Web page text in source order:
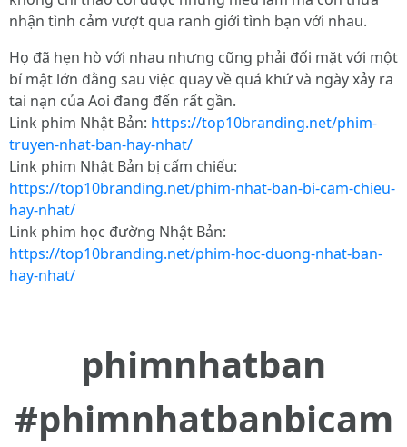
nhận tình cảm vượt qua ranh giới tình bạn với nhau.
Họ đã hẹn hò với nhau nhưng cũng phải đối mặt với một
bí mật lớn đằng sau việc quay về quá khứ và ngày xảy ra
tai nạn của Aoi đang đến rất gần.
Link phim Nhật Bản: https://top10branding.net/phim-
truyen-nhat-ban-hay-nhat/
Link phim Nhật Bản bị cấm chiếu:
https://top10branding.net/phim-nhat-ban-bi-cam-chieu-
hay-nhat/
Link phim học đường Nhật Bản:
https://top10branding.net/phim-hoc-duong-nhat-ban-
hay-nhat/
phimnhatban
#phimnhatbanbicam